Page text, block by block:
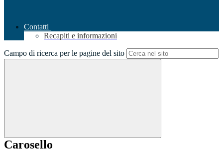
Contatti
Recapiti e informazioni
Campo di ricerca per le pagine del sito
Carosello